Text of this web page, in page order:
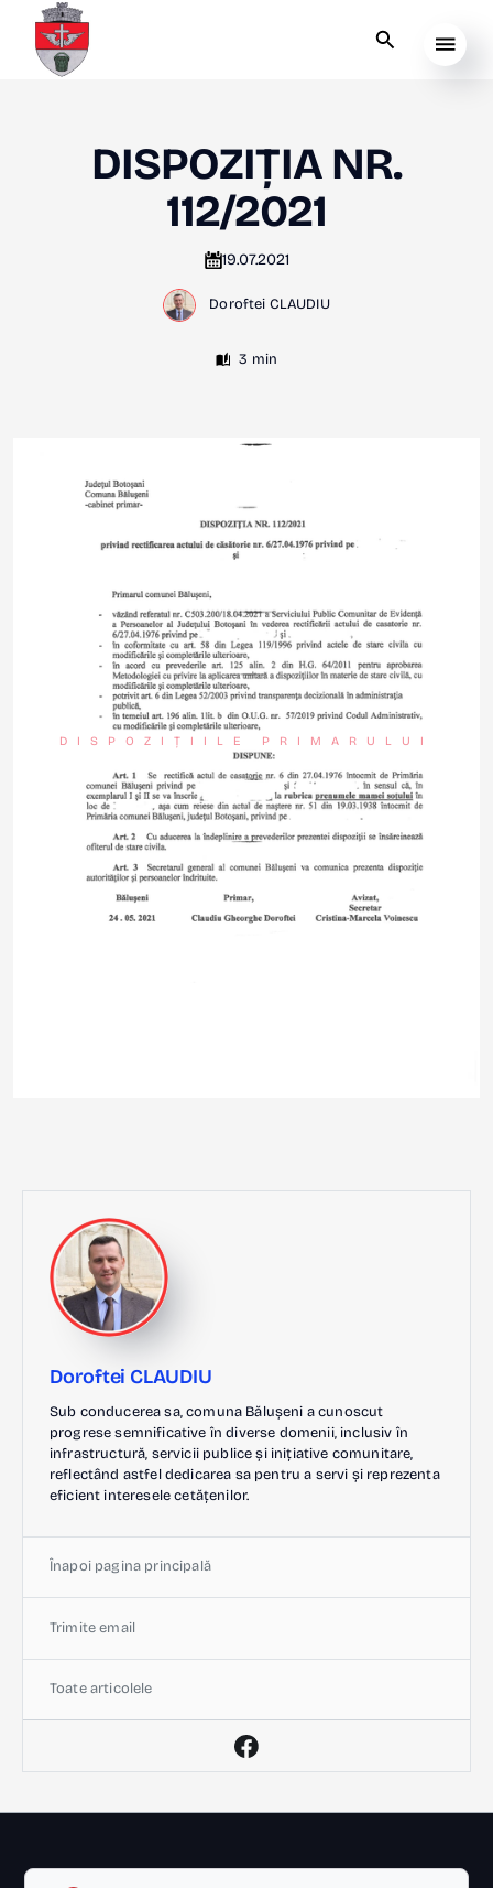
DISPOZIȚIA NR.
112/2021
19.07.2021
Doroftei CLAUDIU
3 min
DISPOZIȚIILE PRIMARULUI
Doroftei CLAUDIU
Sub conducerea sa, comuna Bălușeni a cunoscut
progrese semnificative în diverse domenii, inclusiv în
infrastructură, servicii publice și inițiative comunitare,
reflectând astfel dedicarea sa pentru a servi și reprezenta
eficient interesele cetățenilor.
Înapoi pagina principală
Trimite email
Toate articolele